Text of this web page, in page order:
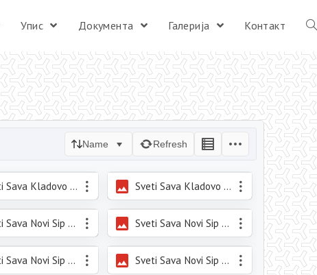
Упис Документа Галерија Контакт
Name Refresh
Sveti Sava Kladovo 2021_4.jpg Sveti Sava Kladovo 2021_5.jpg
Sveti Sava Novi Sip 2021_3.jpeg Sveti Sava Novi Sip 2021_4.jpeg
Sveti Sava Novi Sip 2021_7.jpeg Sveti Sava Novi Sip 2021_8.jpeg